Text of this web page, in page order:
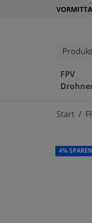
FPV
Start
4% SPAREN